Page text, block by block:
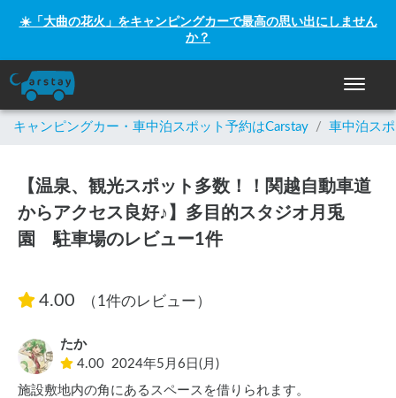
☀️「大曲の花火」をキャンピングカーで最高の思い出にしません
か？
ナビゲ
キャンピングカー・車中泊スポット予約はCarstay / 車中泊ス
【温泉、観光スポット多数！！関越自動車道
からアクセス良好♪】多目的スタジオ月兎
園 駐車場のレビュー1件
4.00 （1件のレビュー）
たか
4.00 2024年5月6日(月)
施設敷地内の角にあるスペースを借りられます。